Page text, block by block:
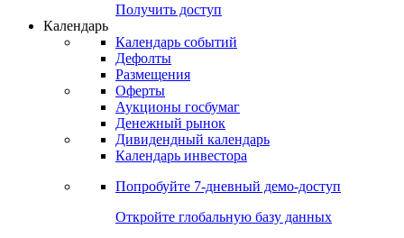
Получить доступ
Календарь
Календарь событий
Дефолты
Размещения
Оферты
Аукционы госбумаг
Денежный рынок
Дивидендный календарь
Календарь инвестора
Попробуйте 7-дневный демо-доступ
Откройте глобальную базу данных